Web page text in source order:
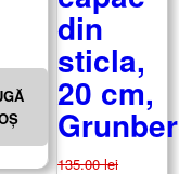
lei.
din
sticla,
20 cm,
135.00lei